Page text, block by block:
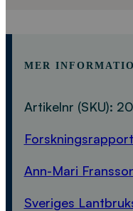
MER
Artikelnr (SKU):
Ann-Mari
Sveriges